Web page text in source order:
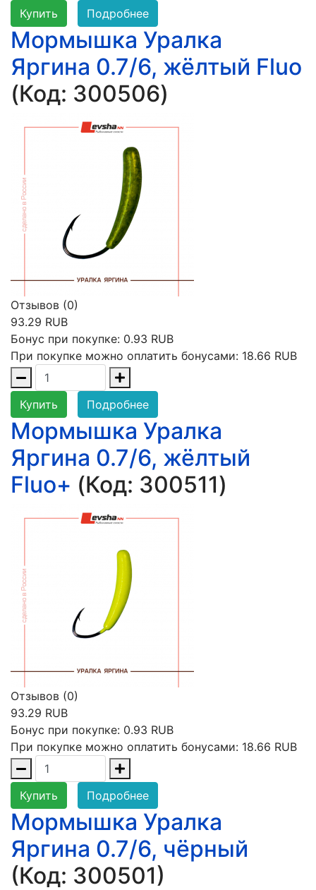
Купить Подробнее
Мормышка Уралка
Яргина 0.7/6, жёлтый Fluo
(Код: 300506)
Отзывов (0)
93.29 RUB
Бонус при покупке: 0.93 RUB
При покупке можно оплатить бонусами: 18.66 RUB
Купить Подробнее
Мормышка Уралка
Яргина 0.7/6, жёлтый
Fluo+ (Код: 300511)
Отзывов (0)
93.29 RUB
Бонус при покупке: 0.93 RUB
При покупке можно оплатить бонусами: 18.66 RUB
Купить Подробнее
Мормышка Уралка
Яргина 0.7/6, чёрный
(Код: 300501)